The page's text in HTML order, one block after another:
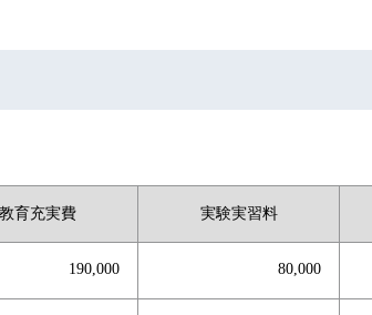
教育充実費 実験実習料
190,000 80,000